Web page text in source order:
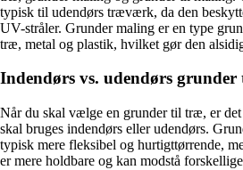
typisk til udendørs træværk, da den
UV-stråler. Grunder maling er en type
træ, metal og plastik, hvilket gør den
Indendørs vs. udendørs
Når du skal vælge en grunder til træ, er
skal bruges indendørs eller udendørs.
typisk mere fleksibel og hurtigttørrende,
er mere holdbare og kan modstå